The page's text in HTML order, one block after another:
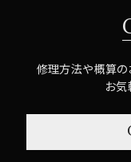
修理方法や概算
お気